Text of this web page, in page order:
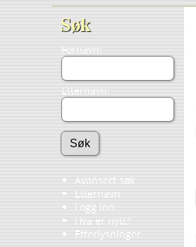
Søk
Fornavn:
Etternavn:
Avansert søk
Etternavn
Logg inn
Hva er nytt?
Etterlysninger